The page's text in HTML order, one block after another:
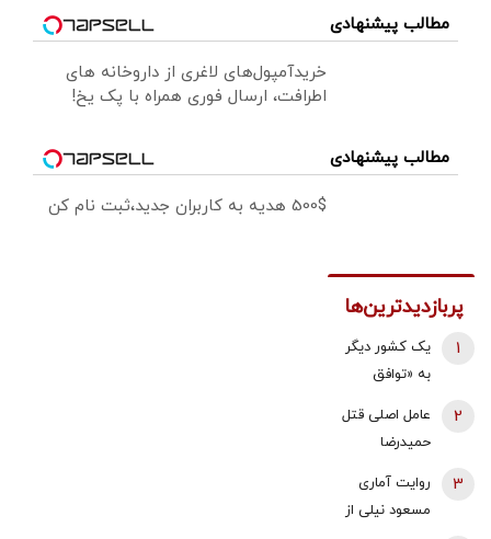
مطالب پیشنهادی
خریدآمپول‌های لاغری از داروخانه های
اطرافت، ارسال فوری همراه با پک یخ!
مطالب پیشنهادی
500$ هدیه به کاربران جدید،ثبت نام کن
پربازدیدترین‌ها
یک کشور دیگر
به «توافق
راحت کرد
1
عامل اصلی قتل
حمیدرضا
2
روایت آماری
مسعود نیلی از
3